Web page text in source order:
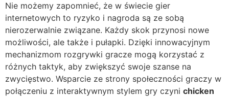
Nie możemy zapomnieć, że w świecie gier
internetowych to ryzyko i nagroda są ze sobą
nierozerwalnie związane. Każdy skok przynosi nowe
możliwości, ale także i pułapki. Dzięki innowacyjnym
mechanizmom rozgrywki gracze mogą korzystać z
różnych taktyk, aby zwiększyć swoje szanse na
zwycięstwo. Wsparcie ze strony społeczności graczy w
połączeniu z interaktywnym stylem gry czyni chicken